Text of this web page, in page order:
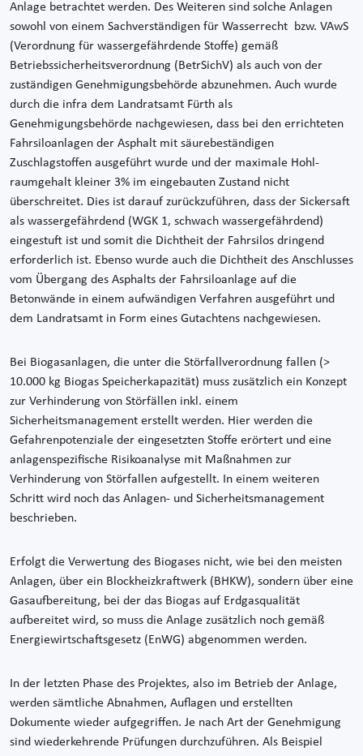
Anlage betrachtet werden. Des Weiteren sind solche Anlagen
sowohl von einem Sachverständigen für Wasserrecht bzw. VAwS
(Verordnung für wassergefährdende Stoffe) gemäß
Betriebssicherheitsverordnung (BetrSichV) als auch von der
zuständigen Genehmigungsbehörde abzunehmen. Auch wurde
durch die infra dem Landratsamt Fürth als
Genehmigungsbehörde nachgewiesen, dass bei den errichteten
Fahrsiloanlagen der Asphalt mit säurebeständigen
Zuschlagstoffen ausgeführt wurde und der maximale Hohl-
raumgehalt kleiner 3% im eingebauten Zustand nicht
überschreitet. Dies ist darauf zurückzuführen, dass der Sickersaft
als wassergefährdend (WGK 1, schwach wassergefährdend)
eingestuft ist und somit die Dichtheit der Fahrsilos dringend
erforderlich ist. Ebenso wurde auch die Dichtheit des Anschlusses
vom Übergang des Asphalts der Fahrsiloanlage auf die
Betonwände in einem aufwändigen Verfahren ausgeführt und
dem Landratsamt in Form eines Gutachtens nachgewiesen.
Bei Biogasanlagen, die unter die Störfallverordnung fallen (>
10.000 kg Biogas Speicherkapazität) muss zusätzlich ein Konzept
zur Verhinderung von Störfällen inkl. einem
Sicherheitsmanagement erstellt werden. Hier werden die
Gefahrenpotenziale der eingesetzten Stoffe erörtert und eine
anlagenspezifische Risikoanalyse mit Maßnahmen zur
Verhinderung von Störfallen aufgestellt. In einem weiteren
Schritt wird noch das Anlagen- und Sicherheitsmanagement
beschrieben.
Erfolgt die Verwertung des Biogases nicht, wie bei den meisten
Anlagen, über ein Blockheizkraftwerk (BHKW), sondern über eine
Gasaufbereitung, bei der das Biogas auf Erdgasqualität
aufbereitet wird, so muss die Anlage zusätzlich noch gemäß
Energiewirtschaftsgesetz (EnWG) abgenommen werden.
In der letzten Phase des Projektes, also im Betrieb der Anlage,
werden sämtliche Abnahmen, Auflagen und erstellten
Dokumente wieder aufgegriffen. Je nach Art der Genehmigung
sind wiederkehrende Prüfungen durchzuführen. Als Beispiel